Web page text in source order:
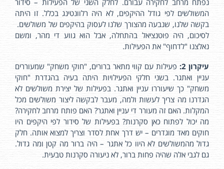
המשולשים לפי גודל ההיקפים, לא היה רלוונטינג בכלל. זו היתה
בקשה שלנו, שנבעה מהצורך שלנו לעסוק בהיקפים של משולשים.
לסיכום, היה פוטנציאל בהתחלה, אבל הוא גווע די מהר, ומשם
נאלצנו "לדחוף" את הפעילות.
עיקרון 2:
פעילות עם קווי מתאר ברורים, "חוקי משחק" שמעוררים
עניין ואתגר. בשני חלקי הפעילויות היתה בעיה בהגדרת "חוקי
משחק" כך שיעוררו עניין ואתגר. בפעילות של יצירת משולשים לא
הגדרנו מה צריך לעשות ולמה, מעבר לבקשה ליצור משולשים מכל
המקלות. האם זה מעורר די עניין ואתגר? האם פותח מרחב לחקירה?
מה יכול לפתוח כאן סקרנות? בפעילות של סידור לפי היקפים היו
חוקים מאד מוגדרים – יש דרך אחת לסדר וצריך למצוא אותה. חלק
גדול מהמשולשים לא היוו כל אתגר – היה ברור מה קטן ומה גדול.
גם לגבי אלה שהיה פחות ברור, לא ניעורה סקרנות טבעית.